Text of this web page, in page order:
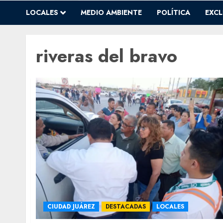
LOCALES MEDIO AMBIENTE POLÍTICA
riveras del bravo
CIUDAD JUÁREZ DESTACADAS LOCALES